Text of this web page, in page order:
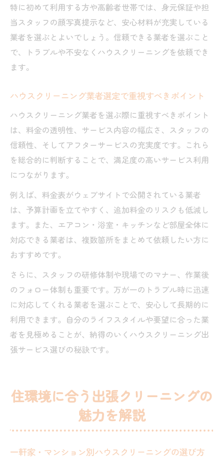
特に初めて利用する方や高齢者世帯では、身元保証や担
当スタッフの顔写真提示など、安心材料が充実している
業者を選ぶとよいでしょう。信頼できる業者を選ぶこと
で、トラブルや不安なくハウスクリーニングを依頼でき
ます。
ハウスクリーニング業者選定で重視すべきポイント
ハウスクリーニング業者を選ぶ際に重視すべきポイント
は、料金の透明性、サービス内容の幅広さ、スタッフの
信頼性、そしてアフターサービスの充実度です。これら
を総合的に判断することで、満足度の高いサービス利用
につながります。
例えば、料金表がウェブサイトで公開されている業者
は、予算計画を立てやすく、追加料金のリスクも低減し
ます。また、エアコン・浴室・キッチンなど部屋全体に
対応できる業者は、複数箇所をまとめて依頼したい方に
おすすめです。
さらに、スタッフの研修体制や現場でのマナー、作業後
のフォロー体制も重要です。万が一のトラブル時に迅速
に対応してくれる業者を選ぶことで、安心して長期的に
利用できます。自分のライフスタイルや要望に合った業
者を見極めることが、納得のいくハウスクリーニング出
張サービス選びの秘訣です。
住環境に合う出張クリーニングの
魅力を解説
一軒家・マンション別ハウスクリーニングの選び方